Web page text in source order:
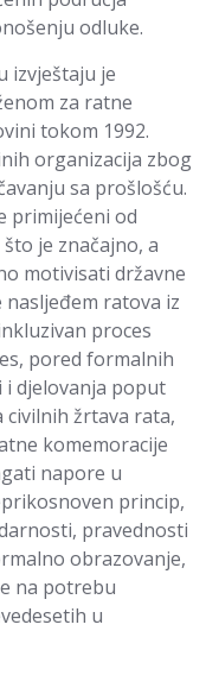
odluke.
izvještaju je
za ratne
tokom 1992.
organizacija zbog
sa prošlošću.
primijećeni od
je značajno, a
motivisati državne
ratova iz
proces
pored formalnih
i djelovanja poput
žrtava rata,
komemoracije
napore u
princip,
pravednosti
obrazovanje,
na potrebu
u